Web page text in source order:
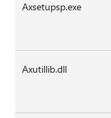
Axsetupsp.exe
Axutillib.dll